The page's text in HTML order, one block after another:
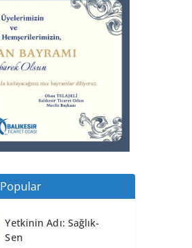
6 Ağustos 2026
Perşembe, 11:59
İçin Memleket Tek
6 Ağustos 2026
Perşembe, 11:51
Büyükşehir’den
Kepsut’a Yatırım
Perşembe, 16:43
Popular
Yetkinin Adı: Sağlık-
Sen